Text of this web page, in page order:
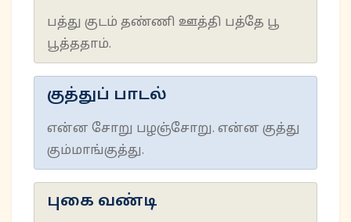
பத்து குடம் தண்ணி ஊத்தி பத்தே பூ
பூத்ததாம்.
குத்துப் பாடல்
என்ன சோறு பழஞ்சோறு. என்ன குத்து
கும்மாங்குத்து.
புகை வண்டி